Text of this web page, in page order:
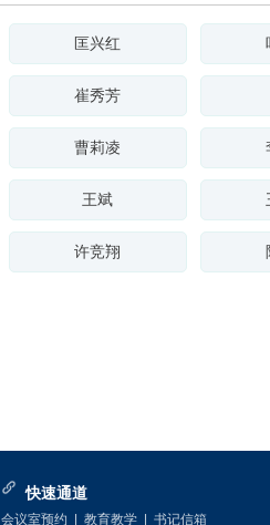
匡兴红
崔秀芳
曹莉凌
王斌
许竞翔
快速通道
会议室预约 教育教学 书记信箱